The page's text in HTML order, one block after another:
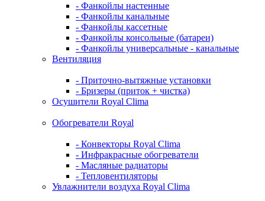
- Фанкойлы настенные
- Фанкойлы канальные
- Фанкойлы кассетные
- Фанкойлы консольные (батареи)
- Фанкойлы универсальные - канальные
Вентиляция
- Приточно-вытяжные установки
- Бризеры (приток + чистка)
Осушители Royal Clima
Обогреватели Royal
- Конвекторы Royal Clima
- Инфракрасные обогреватели
- Масляные радиаторы
- Тепловентиляторы
Увлажнители воздуха Royal Clima